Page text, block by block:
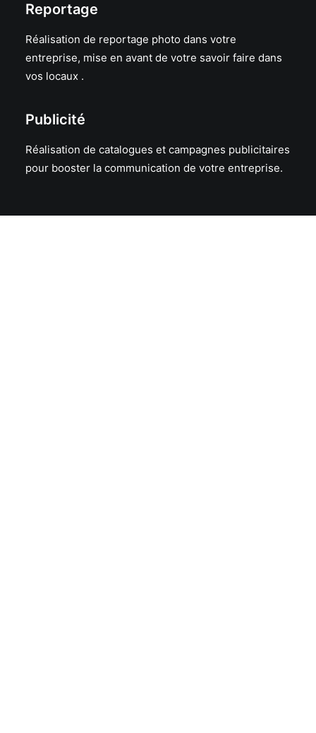
Reportage
Réalisation de reportage photo dans votre
entreprise, mise en avant de votre savoir faire dans
vos locaux .
Publicité
Réalisation de catalogues et campagnes publicitaires
pour booster la communication de votre entreprise.